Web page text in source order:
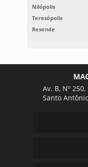
Nilópolis
Teresópolis
Resende
Av. B, Nº
Santo